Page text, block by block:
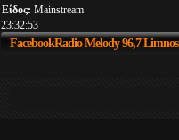
Είδος: Mainstream
23:32:53
FacebookRadioMelody 96,7 Limnos